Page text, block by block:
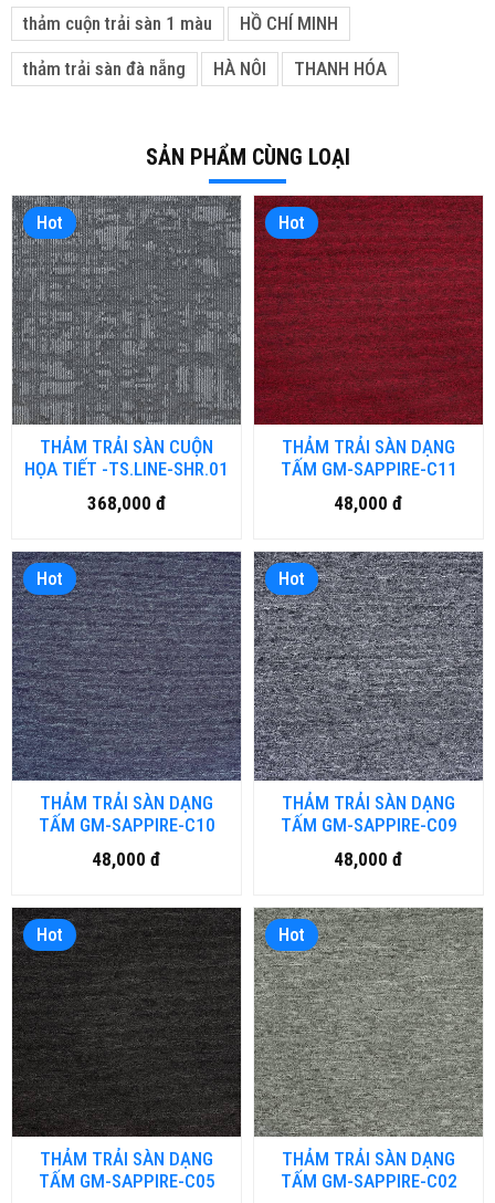
thảm cuộn trải sàn 1 màu HỒ CHÍ MINH
thảm trải sàn đà nẵng HÀ NÔI THANH HÓA
SẢN PHẨM CÙNG LOẠI
Hot
THẢM TRẢI SÀN CUỘN
HỌA TIẾT -TS.LINE-SHR.01
368,000 đ
Hot
THẢM TRẢI SÀN DẠNG
TẤM GM-SAPPIRE-C11
48,000 đ
Hot
THẢM TRẢI SÀN DẠNG
TẤM GM-SAPPIRE-C10
48,000 đ
Hot
THẢM TRẢI SÀN DẠNG
TẤM GM-SAPPIRE-C09
48,000 đ
Hot
THẢM TRẢI SÀN DẠNG
TẤM GM-SAPPIRE-C05
Hot
THẢM TRẢI SÀN DẠNG
TẤM GM-SAPPIRE-C02